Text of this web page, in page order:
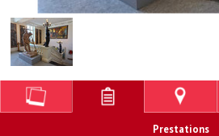
Prestations